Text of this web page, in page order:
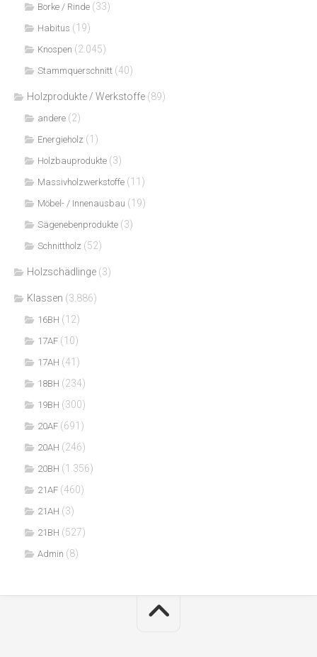
Borke / Rinde (33)
Habitus (19)
Knospen (2.045)
Stammquerschnitt (40)
Holzprodukte / Werkstoffe (89)
andere (2)
Energieholz (1)
Holzbauprodukte (3)
Massivholzwerkstoffe (11)
Möbel- / Innenausbau (19)
Sägenebenprodukte (3)
Schnittholz (52)
Holzschädlinge (3)
Klassen (3.886)
16BH (12)
17AF (10)
17AH (41)
18BH (234)
19BH (300)
20AF (691)
20AH (246)
20BH (1.356)
21AF (460)
21AH (3)
21BH (527)
Admin (8)